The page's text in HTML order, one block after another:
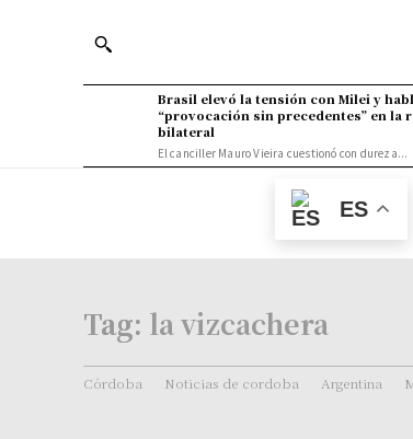
Brasil elevó la tensión con Milei y
“provocación sin precedentes” en la
bilateral
El canciller Mauro Vieira cuestionó con dureza...
ES
Tag: la vizcachera
Córdoba Noticias de cordoba Argentina